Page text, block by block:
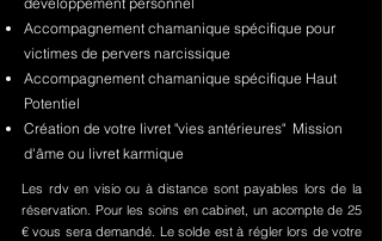
Accompagnement chamanique spécifique pour
victimes de pervers narcissique
Accompagnement chamanique spécifique Haut
Potentiel
Création de votre livret "vies antérieures" Mission
d'âme ou livret karmique
Les rdv en visio ou à distance sont payables lors de la
réservation. Pour les soins en cabinet, un acompte de 25
€ vous sera demandé. Le solde est à régler lors de votre